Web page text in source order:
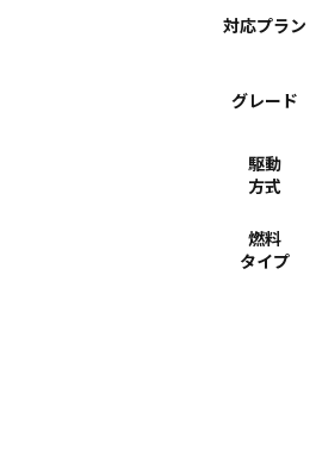
対応プラン
グレード
駆動
方式
燃料
タイプ